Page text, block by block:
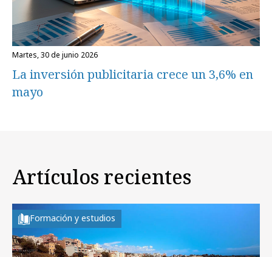
martes, 30 de junio 2026
La inversión publicitaria crece un 3,6% en
mayo
Artículos recientes
Formación y estudios